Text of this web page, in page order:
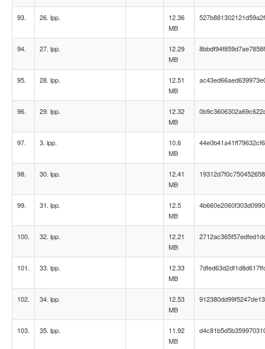
93. 26. lpp.
12.36
MB
94. 27. lpp.
12.29
MB
95. 28. lpp.
12.51
MB
96. 29. lpp.
12.32
MB
97. 3. lpp.
10.6
MB
98. 30. lpp.
12.41
MB
99. 31. lpp.
12.5
MB
100. 32. lpp.
12.21
MB
101. 33. lpp.
12.33
MB
102. 34. lpp.
12.53
MB
103. 35. lpp.
11.92
MB